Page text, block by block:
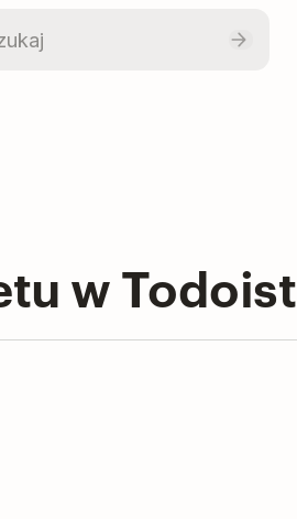
w Todoist